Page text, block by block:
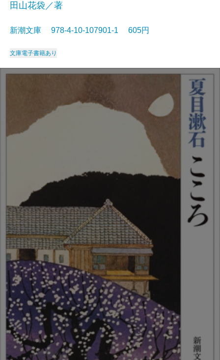
田山花袋／著
新潮文庫 978-4-10-107901-1 605円
文庫電子書籍あり